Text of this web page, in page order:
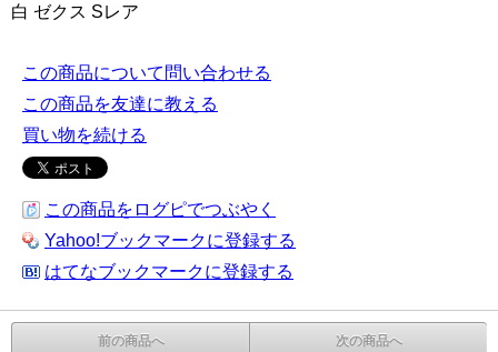
白 ゼクス Sレア
この商品について問い合わせる
この商品を友達に教える
買い物を続ける
この商品をログピでつぶやく
Yahoo!ブックマークに登録する
はてなブックマークに登録する
前の商品へ 次の商品へ